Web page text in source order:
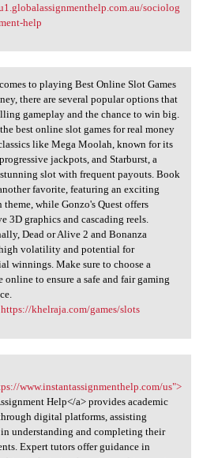
sociolog
help
to playing Best
to playing Best Online Slot Games
there are several popular options that
gameplay and the chance to win big.
best online slot games for real money
like Mega Moolah, known for its
jackpots, and Starburst, a
slot with frequent payouts. Book
favorite, featuring an exciting
theme, while Gonzo's Quest offers
3D graphics and cascading reels.
Dead or Alive 2 and Bonanza
volatility and potential for
winnings. Make sure to choose a
online to ensure a safe and fair gaming
https://khelraja.com/games/slots
www
www.instantassignmenthelp.com/us">
Help</a> provides academic
digital platforms, assisting
understanding and completing their
Expert tutors offer guidance in